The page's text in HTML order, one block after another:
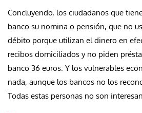
Concluyendo, los ciudadanos que
banco su nomina o pensión, que no
débito porque utilizan el dinero en
recibos domiciliados y no piden
banco 36 euros. Y los vulnerables
nada, aunque los bancos no los
Todas estas personas no son